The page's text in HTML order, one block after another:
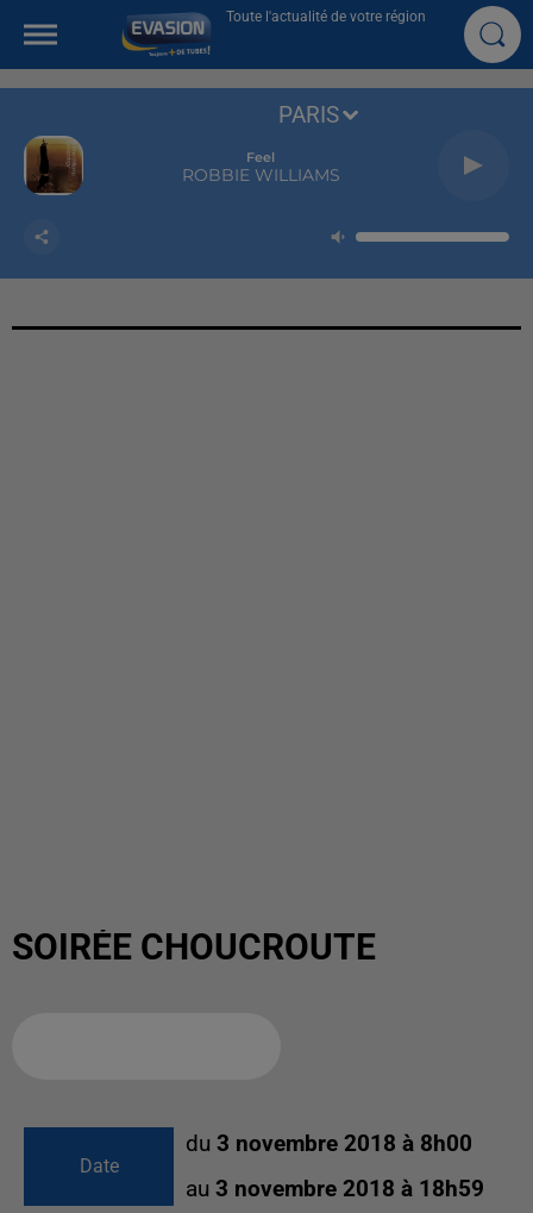
Toute l'actualité de votre région
Feel
ROBBIE WILLIAMS
PARIS
SOIRÉE CHOUCROUTE
Date
du 3 novembre 2018 à 8h00
au 3 novembre 2018 à 18h59